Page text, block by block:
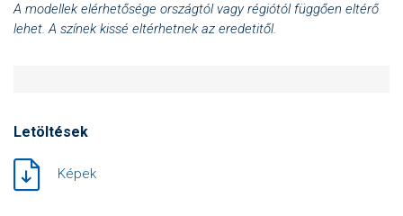
A modellek elérhetősége országtól vagy régiótól függően eltérő
lehet. A színek kissé eltérhetnek az eredetitől.
Letöltések
Képek